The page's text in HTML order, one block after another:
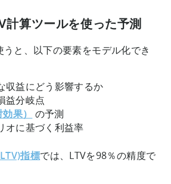
計算ツールを使った予測
と、以下の要素をモデル化でき
収益にどう影響するか
益分岐点
果）
の予測
オに基づく利益率
指標では、LTVを98％の精度で